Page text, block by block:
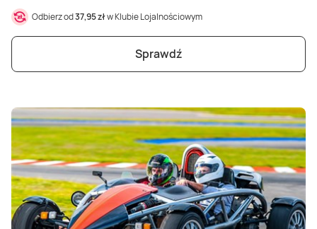
Odbierz od37,95 złw Klubie Lojalnościowym
Sprawdź